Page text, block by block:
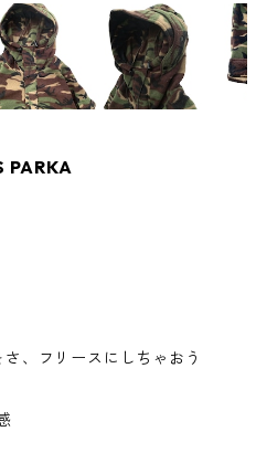
PARKA
、フリースにしちゃおう